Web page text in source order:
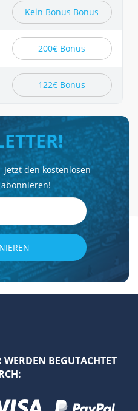
Kein Bonus Bonus
200€ Bonus
122€ Bonus
Jetzt den kostenlosen
BEGUTACHTET